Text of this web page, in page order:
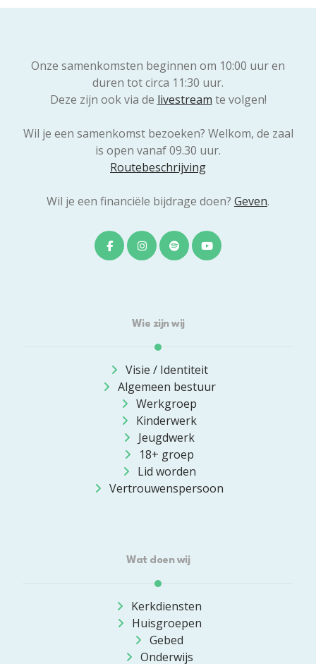
Onze samenkomsten beginnen om 10:00 uur en
duren tot circa 11:30 uur.
Deze zijn ook via de livestream te volgen!
Wil je een samenkomst bezoeken? Welkom, de zaal
is open vanaf 09.30 uur.
Routebeschrijving
Wil je een financiële bijdrage doen? Geven.
Wie zijn wij
Visie / Identiteit
Algemeen bestuur
Werkgroep
Kinderwerk
Jeugdwerk
18+ groep
Lid worden
Vertrouwenspersoon
Wat doen wij
Kerkdiensten
Huisgroepen
Gebed
Onderwijs